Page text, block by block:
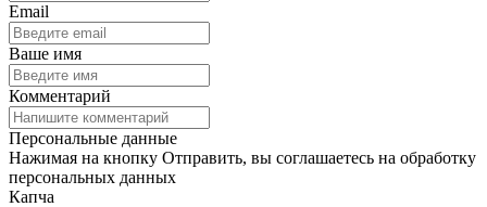
Email
Ваше имя
Комментарий
Персональные данные
Нажимая на кнопку Отправить, вы соглашаетесь на обработку
персональных данных
Капча